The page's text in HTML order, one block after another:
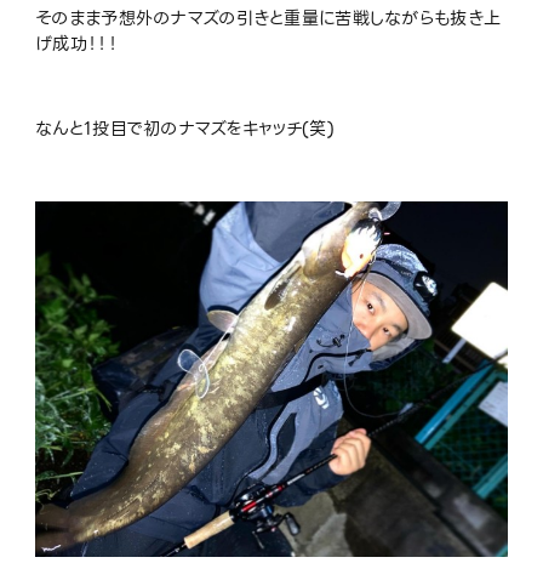
そのまま予想外のナマズの引きと重量に苦戦しながらも抜き上
げ成功！！！
なんと1投目で初のナマズをキャッチ(笑)